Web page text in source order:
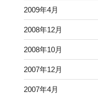
2009年4月
2008年12月
2008年10月
2007年12月
2007年4月